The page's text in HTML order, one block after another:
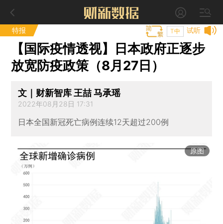
特报 试听
T中
【国际疫情透视】日本政府正逐步
放宽防疫政策（8月27日）
文｜财新智库 王喆 马承瑶
2022年08月28日 17:31
日本全国新冠死亡病例连续12天超过200例
原图